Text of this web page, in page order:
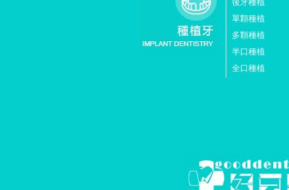
後牙種植
單顆種植
多顆種植
半口種植
全口種植